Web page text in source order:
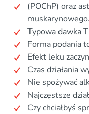
(POChP) oraz
muskarynowego.
Typowa dawka
Forma podania
Efekt leku
Czas działania
Nie spożywać
Najczęstsze
Czy chciałbyś